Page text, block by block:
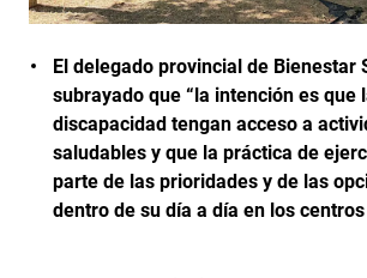
El delegado provincial de Bienestar
subrayado que “la intención es que
discapacidad tengan acceso a
saludables y que la práctica de
parte de las prioridades y de las
dentro de su día a día en los